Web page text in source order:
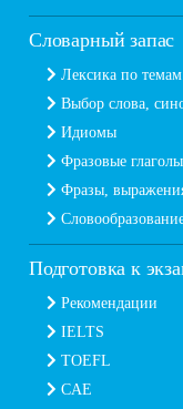
Словарный запас
Лексика по темам
Выбор слова,
Идиомы
Фразовые глаголы
Фразы,
Подготовка к
Рекомендации
IELTS
TOEFL
CAE